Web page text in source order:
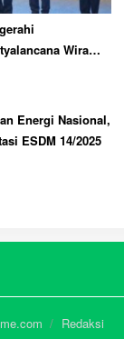
Wira
Energi Nasional,
ESDM 14/2025
Redaksi